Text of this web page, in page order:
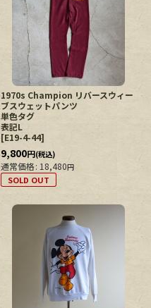
1970s Champion リバースウィー
ブスウェットパンツ
単色タグ
表記L
[E19-4-44]
9,800円(税込)
通常価格: 18,480円
SOLD OUT